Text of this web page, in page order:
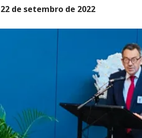
de setembro de 2022